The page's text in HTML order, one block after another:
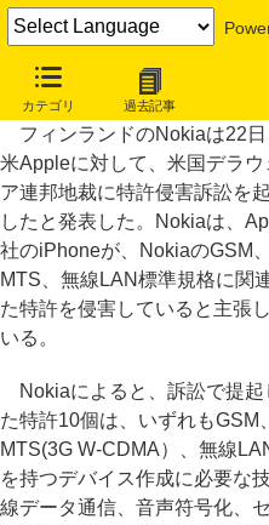
カテゴリ 過去記事
NokiaがAppleを提訴、iPhoneに
フィンランドのNokiaは22日
米Appleに対して、米国デラウ
ア連邦地裁に特許侵害訴訟を
したと発表した。Nokiaは、
社のiPhoneが、NokiaのGSM
MTS、無線LAN標準規格に関
た特許を侵害していると主張
いる。
Nokiaによると、訴訟で提起
た特許10個は、いずれもGSM
MTS(3G W-CDMA）、無線
を持つデバイス作成に必要な
線データ通信、音声符号化、